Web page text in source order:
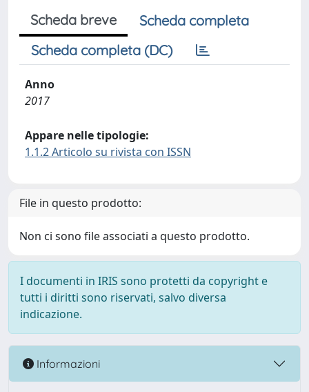
Scheda breve
Scheda completa
Scheda completa (DC)
Anno
2017
Appare nelle tipologie:
1.1.2 Articolo su rivista con ISSN
File in questo prodotto:
Non ci sono file associati a questo prodotto.
I documenti in IRIS sono protetti da copyright e
tutti i diritti sono riservati, salvo diversa
indicazione.
Informazioni